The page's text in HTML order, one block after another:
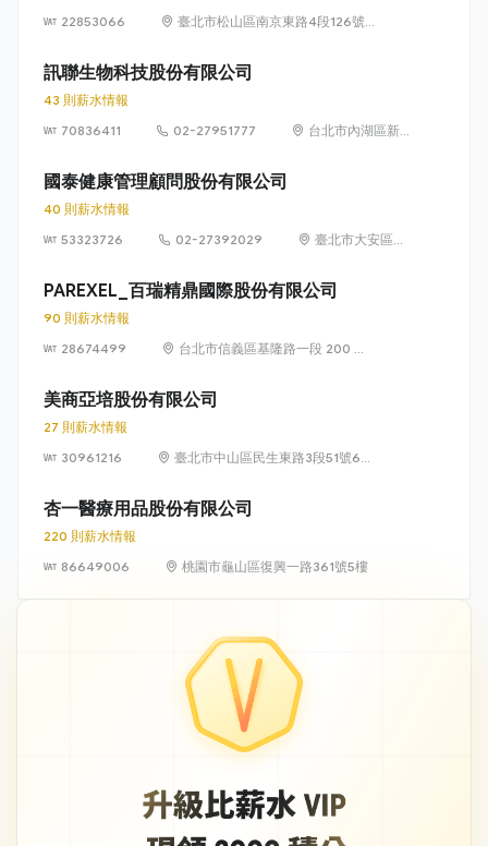
22853066
臺北市松山區南京東路4段126號
訊聯生物科技股份有限公司
43 則薪水情報
70836411
02-27951777
台北市內湖區新
國泰健康管理顧問股份有限公司
40 則薪水情報
53323726
02-27392029
臺北市大安區敦
號 7 樓
PAREXEL_百瑞精鼎國際股份有限公司
90 則薪水情報
28674499
台北市信義區基隆路一段 200 號
美商亞培股份有限公司
27 則薪水情報
30961216
臺北市中山區民生東路3段51號6樓
杏一醫療用品股份有限公司
220 則薪水情報
86649006
桃園市龜山區復興一路361號5樓